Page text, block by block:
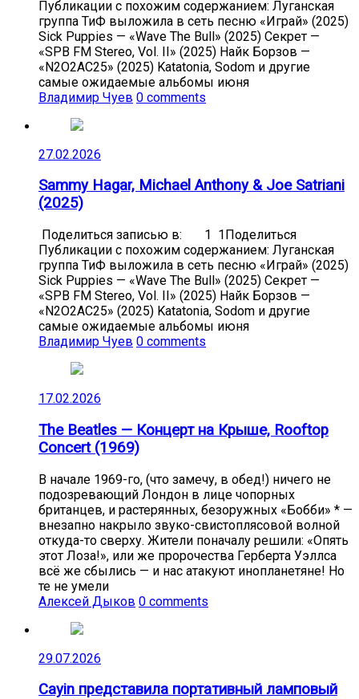
Публикации с похожим содержанием: Луганская
группа ТиФ выложила в сеть песню «Играй» (2025)
Sick Puppies — «Wave The Bull» (2025) Секрет —
«SPB FM Stereo, Vol. II» (2025) Найк Борзов —
«N2O2AC25» (2025) Katatonia, Sodom и другие
самые ожидаемые альбомы июня
Владимир Чуев 0 comments
27.02.2026
Sammy Hagar, Michael Anthony & Joe Satriani
(2025)
Поделиться записью в: 1 1Поделиться
Публикации с похожим содержанием: Луганская
группа ТиФ выложила в сеть песню «Играй» (2025)
Sick Puppies — «Wave The Bull» (2025) Секрет —
«SPB FM Stereo, Vol. II» (2025) Найк Борзов —
«N2O2AC25» (2025) Katatonia, Sodom и другие
самые ожидаемые альбомы июня
Владимир Чуев 0 comments
17.02.2026
The Beatles — Концерт на Крыше, Rooftop
Concert (1969)
В начале 1969-го, (что замечу, в обед!) ничего не
подозревающий Лондон в лице чопорных
британцев, и растерянных, безоружных «Бобби» * —
внезапно накрыло звуко-свистоплясовой волной
откуда-то сверху. Жители поначалу решили: «Опять
этот Лоза!», или же пророчества Герберта Уэллса
всё же сбылись — и нас атакуют инопланетяне! Но
те не умели
Алексей Дыков 0 comments
29.07.2026
Cayin представила портативный ламповый